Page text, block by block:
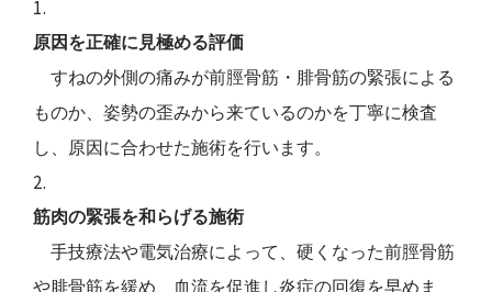
原因を正確に見極める評価
すねの外側の痛みが前脛骨筋・腓骨筋の緊張による
ものか、姿勢の歪みから来ているのかを丁寧に検査
し、原因に合わせた施術を行います。
筋肉の緊張を和らげる施術
手技療法や電気治療によって、硬くなった前脛骨筋
や腓骨筋を緩め、血流を促進し炎症の回復を早めま